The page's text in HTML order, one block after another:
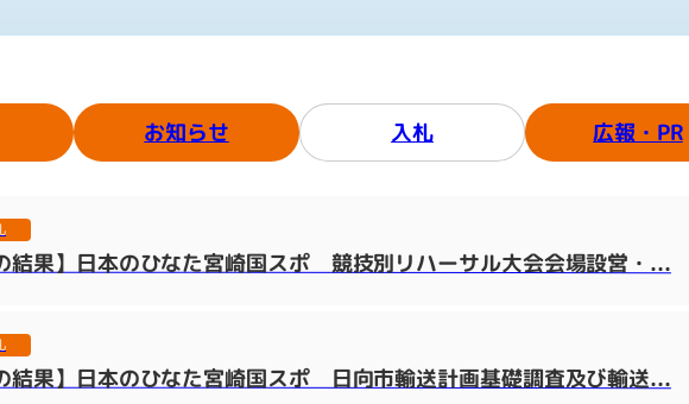
お知らせ 入札 広報・PR
結果】日本のひなた宮崎国スポ 競技別リハーサル大会会場設営・...
結果】日本のひなた宮崎国スポ 日向市輸送計画基礎調査及び輸送...